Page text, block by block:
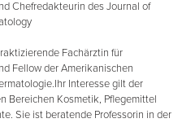
Chefredakteurin des Journal of
Fachärztin für
Fellow der Amerikanischen
Interesse gilt der
Bereichen Kosmetik, Pflegemittel
Sie ist beratende Professorin in der